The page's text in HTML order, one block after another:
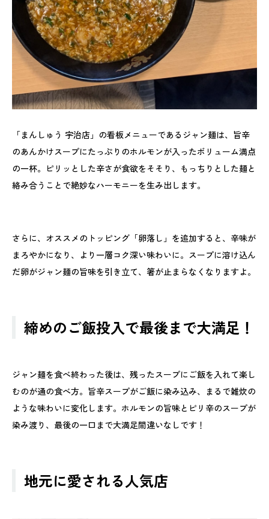
「まんしゅう 宇治店」の看板メニューであるジャン麺は、旨辛
のあんかけスープにたっぷりのホルモンが入ったボリューム満点
の一杯。ピリッとした辛さが食欲をそそり、もっちりとした麺と
絡み合うことで絶妙なハーモニーを生み出します。
さらに、オススメのトッピング「卵落し」を追加すると、辛味が
まろやかになり、より一層コク深い味わいに。スープに溶け込ん
だ卵がジャン麺の旨味を引き立て、箸が止まらなくなりますよ。
締めのご飯投入で最後まで大満足！
ジャン麺を食べ終わった後は、残ったスープにご飯を入れて楽し
むのが通の食べ方。旨辛スープがご飯に染み込み、まるで雑炊の
ような味わいに変化します。ホルモンの旨味とピリ辛のスープが
染み渡り、最後の一口まで大満足間違いなしです！
地元に愛される人気店